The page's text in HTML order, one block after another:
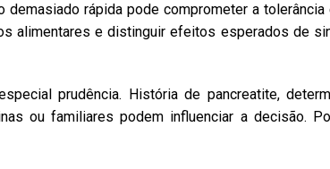
demasiado rápida pode comprometer a tolerância
alimentares e distinguir efeitos esperados de
prudência. História de pancreatite,
ou familiares podem influenciar a decisão.